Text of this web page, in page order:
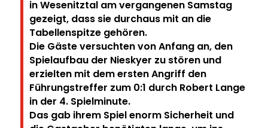
in Wesenitztal am vergangenen Samstag
gezeigt, dass sie durchaus mit an die
Tabellenspitze gehören.
Die Gäste versuchten von Anfang an, den
Spielaufbau der Nieskyer zu stören und
erzielten mit demersten Angriff den
Führungstreffer zum 0:1 durch Robert Lange
in der 4. Spielminute.
Das gab ihrem Spiel enorm Sicherheit und